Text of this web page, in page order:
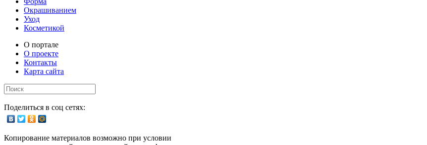
Окрашиванием
Уход
Косметикой
О портале
О проекте
Контакты
Карта сайта
Поделиться в соц сетях:
Копирование материалов возможно при условии